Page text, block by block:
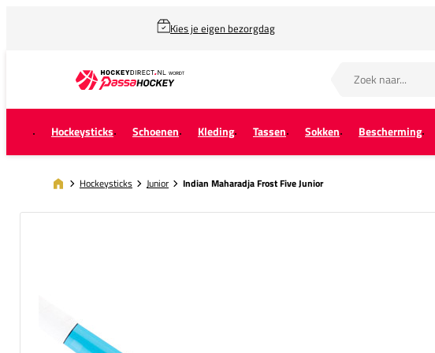
Kies je eigen bezorgdag
Hockeysticks Schoenen Kleding Tassen Sokken Bescherming
Hockeysticks Junior Indian Maharadja Frost Five Junior